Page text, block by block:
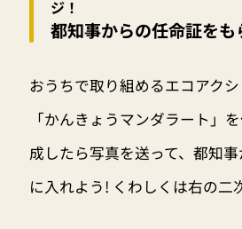
ジ！
都知事からの任命証をも
おうちで取り組めるエコアクシ
「かんきょうマンダラート」
成したら写真を送って、都知
に入れよう! くわしくは右の二